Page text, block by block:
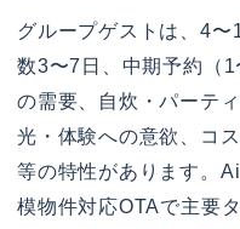
グループゲストは、4〜
数3〜7日、中期予約（
の需要、自炊・パーテ
光・体験への意欲、コ
等の特性があります。
模物件対応OTAで主要